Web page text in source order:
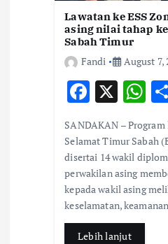
Lawatan ke ESS
asing nilai tahap
Sabah Timur
Fandi
August 7,
F
ac
e
b
o
o
k
X W
at
s
A
p
SANDAKAN –
Selamat Timur Sabah
disertai 14 wakil
perwakilan asing
kepada wakil asing
keselamatan,
Lebih lanjut